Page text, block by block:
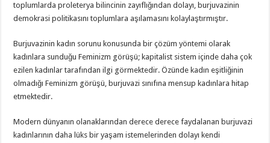
toplumlarda proleterya bilincinin zayıflığından dolayı, burjuvazinin
demokrasi politikasını toplumlara aşılamasını kolaylaştırmıştır.
Burjuvazinin kadın sorunu konusunda bir çözüm yöntemi olarak
kadınlara sunduğu Feminizm görüşü; kapitalist sistem içinde daha çok
ezilen kadınlar tarafından ilgi görmektedir. Özünde kadın eşitliğinin
olmadığı Feminizm görüşü, burjuvazi sınıfına mensup kadınlara hitap
etmektedir.
Modern dünyanın olanaklarından derece derece faydalanan burjuvazi
kadınlarının daha lüks bir yaşam istemelerinden dolayı kendi